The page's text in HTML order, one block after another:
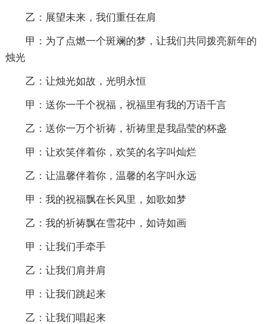
乙：展望未来，我们重任在肩
甲：为了点燃一个斑斓的梦，让我们共同拨亮新年的
烛光
乙：让烛光如故，光明永恒
甲：送你一千个祝福，祝福里有我的万语千言
乙：送你一万个祈祷，祈祷里是我晶莹的杯盏
甲：让欢笑伴着你，欢笑的名字叫灿烂
乙：让温馨伴着你，温馨的名字叫永远
甲：我的祝福飘在长风里，如歌如梦
乙：我的祈祷飘在雪花中，如诗如画
甲：让我们手牵手
乙：让我们肩并肩
甲：让我们跳起来
乙：让我们唱起来